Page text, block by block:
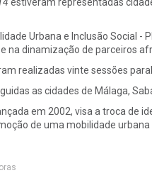
Urbana e Inclusão Social -
na dinamização de parceiros
realizadas vinte sessões
as cidades de Málaga,
em 2002, visa a troca de
de uma mobilidade